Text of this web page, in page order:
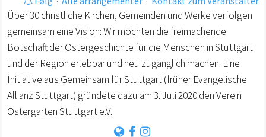
Über 30 christliche Kirchen, Gemeinden und Werke verfolgen
gemeinsam eine Vision: Wir möchten die freimachende
Botschaft der Ostergeschichte für die Menschen in Stuttgart
und der Region erlebbar und neu zugänglich machen. Eine
Initiative aus Gemeinsam für Stuttgart (früher Evangelische
Allianz Stuttgart) gründete dazu am 3. Juli 2020 den Verein
Ostergarten Stuttgart e.V.